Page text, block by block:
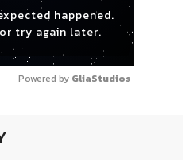
happened.
try again later.
Powered by GliaStudios